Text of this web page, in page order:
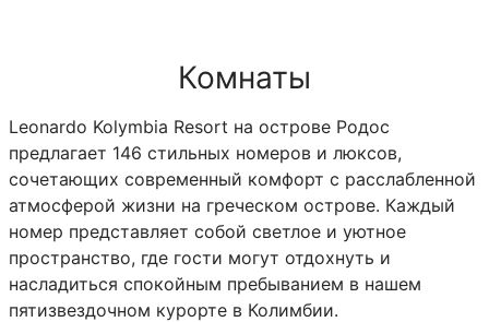
Комнаты
Leonardo Kolymbia Resort на острове Родос
предлагает 146 стильных номеров и люксов,
сочетающих современный комфорт с расслабленной
атмосферой жизни на греческом острове. Каждый
номер представляет собой светлое и уютное
пространство, где гости могут отдохнуть и
насладиться спокойным пребыванием в нашем
пятизвездочном курорте в Колимбии.